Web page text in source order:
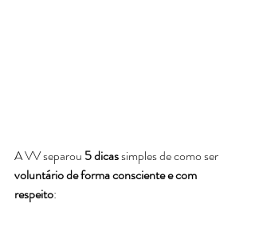
A VV separou 5 dicas simples de como ser
voluntário de forma consciente e com
respeito: